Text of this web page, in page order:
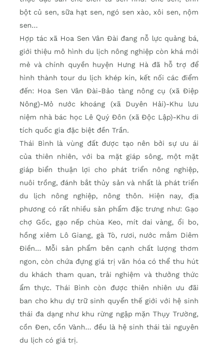
bột củ sen, sữa hạt sen, ngó sen xào, xôi sen, nộm
sen…
Hợp tác xã Hoa Sen Vân Đài đang nỗ lực quảng bá,
giới thiệu mô hình du lịch nông nghiệp còn khá mới
mẻ và chính quyền huyện Hưng Hà đã hỗ trợ để
hình thành tour du lịch khép kín, kết nối các điểm
đến: Hoa Sen Vân Đài-Bảo tàng nông cụ (xã Điệp
Nông)-Mỏ nước khoáng (xã Duyên Hải)-Khu lưu
niệm nhà bác học Lê Quý Đôn (xã Độc Lập)-Khu di
tích quốc gia đặc biệt đền Trần.
Thái Bình là vùng đất được tạo nên bởi sự ưu ái
của thiên nhiên, với ba mặt giáp sông, một mặt
giáp biển thuận lợi cho phát triển nông nghiệp,
nuôi trồng, đánh bắt thủy sản và nhất là phát triển
du lịch nông nghiệp, nông thôn. Hiện nay, địa
phương có rất nhiều sản phẩm đặc trưng như: Gạo
chợ Gốc, gạo nếp chùa Keo, mít dai vàng, ổi bo,
hồng xiêm Lô Giang, gà Tò, rươi, nước mắm Diêm
Điền… Mỗi sản phẩm bên cạnh chất lượng thơm
ngon, còn chứa đựng giá trị văn hóa có thể thu hút
du khách tham quan, trải nghiệm và thưởng thức
ẩm thực. Thái Bình còn được thiên nhiên ưu đãi
ban cho khu dự trữ sinh quyển thế giới với hệ sinh
thái đa dạng như khu rừng ngập mặn Thụy Trường,
cồn Đen, cồn Vành… đều là hệ sinh thái tài nguyên
du lịch có giá trị.